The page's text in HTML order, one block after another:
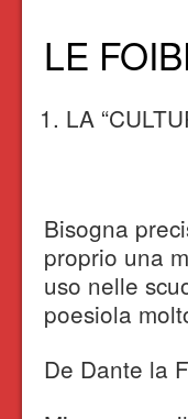
LE
LA
Bisogna
proprio una
uso nelle
poesiola
De Dante la